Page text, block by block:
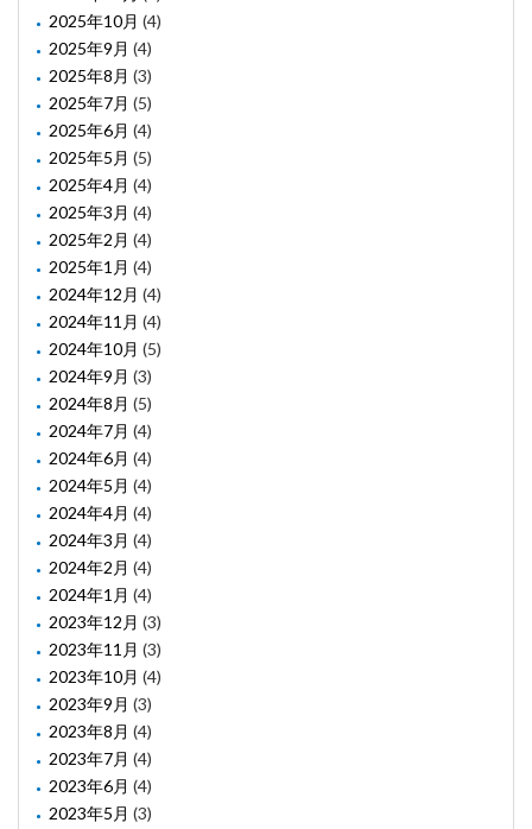
2025年10月 (4)
2025年9月 (4)
2025年8月 (3)
2025年7月 (5)
2025年6月 (4)
2025年5月 (5)
2025年4月 (4)
2025年3月 (4)
2025年2月 (4)
2025年1月 (4)
2024年12月 (4)
2024年11月 (4)
2024年10月 (5)
2024年9月 (3)
2024年8月 (5)
2024年7月 (4)
2024年6月 (4)
2024年5月 (4)
2024年4月 (4)
2024年3月 (4)
2024年2月 (4)
2024年1月 (4)
2023年12月 (3)
2023年11月 (3)
2023年10月 (4)
2023年9月 (3)
2023年8月 (4)
2023年7月 (4)
2023年6月 (4)
2023年5月 (3)